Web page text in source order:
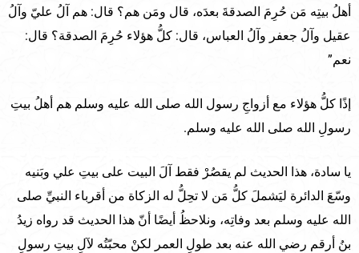
أهلُ بيتِه مَن حُرِمَ الصدقةَ بعدَه، قال ومَن هم؟ قال: هم آلُ عليّ وآلُ
عقيل وآلُ جعفر وآلُ العباس، قال: كلُّ هؤلاء حُرِمَ الصدقة؟ قال:
نعم”
إذًا كلُّ هؤلاء مع أزواجِ رسول الله صلى الله عليه وسلم هم أهلُ بيتِ
رسولِ الله صلى الله عليه وسلم.
يا سادة، هذا الحديث لم يقصُرْ فقط آلَ البيت على بيتِ علي وبَنيه
وسّعَ الدائرة ليَشملَ كلُّ مَن لا تحِلُّ له الزكاة من أقرباء النبيِّ صلى
الله عليه وسلم بعد وفاتِه، ونلاحظُ أيضًا أنّ هذا الحديث قد رواه زيدُ
بنُ أرقم رضي الله عنه بعد طولِ العمر لكنْ محبّتُه لآلِ بيتِ رسولِ